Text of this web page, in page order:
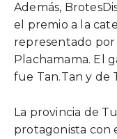
Además,
el premio a la
representado
Plachamama. El
fue Tan.Tan y de
La provincia de
protagonista con